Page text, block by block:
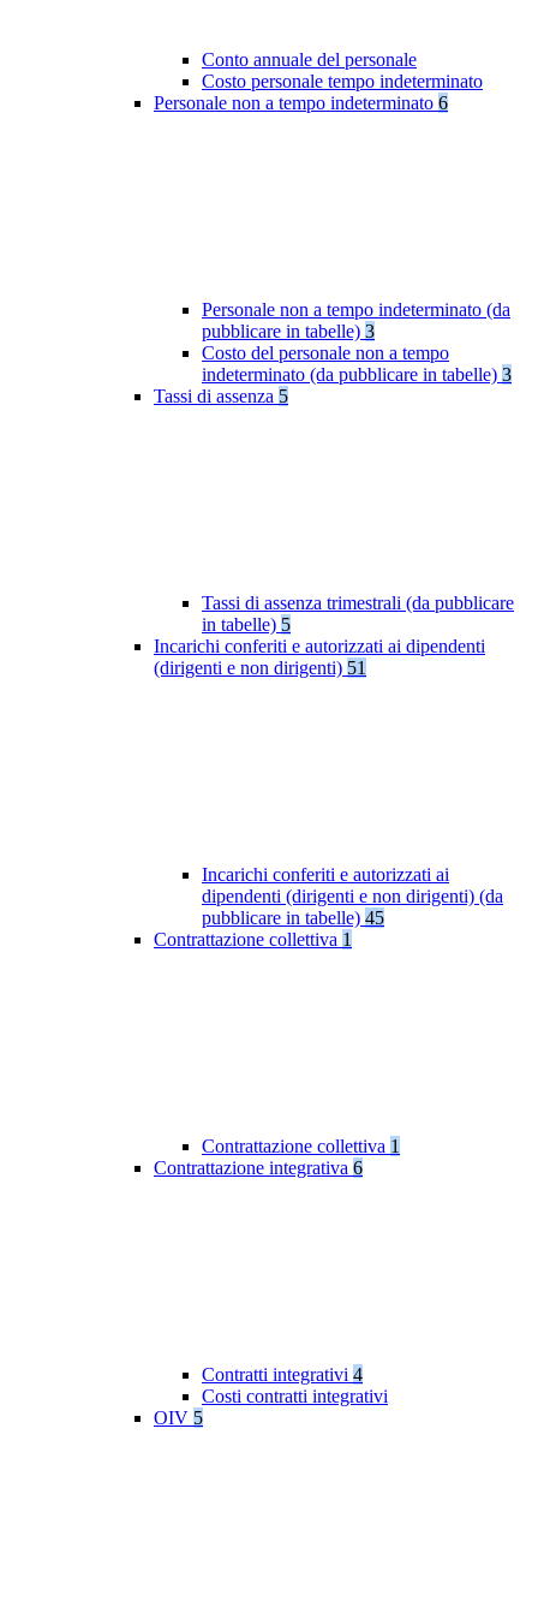
Conto annuale del personale
Costo personale tempo indeterminato
Personale non a tempo indeterminato 6
Personale non a tempo indeterminato (da
pubblicare in tabelle) 3
Costo del personale non a tempo
indeterminato (da pubblicare in tabelle) 3
Tassi di assenza 5
Tassi di assenza trimestrali (da pubblicare
in tabelle) 5
Incarichi conferiti e autorizzati ai dipendenti
(dirigenti e non dirigenti) 51
Incarichi conferiti e autorizzati ai
dipendenti (dirigenti e non dirigenti) (da
pubblicare in tabelle) 45
Contrattazione collettiva 1
Contrattazione collettiva 1
Contrattazione integrativa 6
Contratti integrativi 4
Costi contratti integrativi
OIV 5